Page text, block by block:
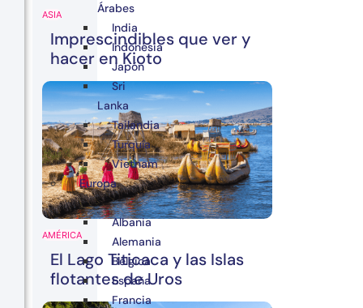
ASIA
Imprescindibles que ver y
hacer en Kioto
AMÉRICA
El Lago Titicaca y las Islas
flotantes de Uros
Árabes
India
Indonesia
Japón
Sri
Lanka
Tailandia
Turquía
Vietnam
Europa
Albania
Alemania
Bélgica
España
Francia